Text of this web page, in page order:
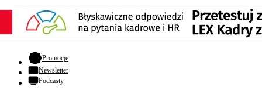
Promocje- otwiera się w nowej karcie
Newsletter
Podcasty